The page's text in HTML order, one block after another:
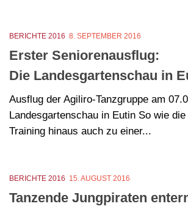
BERICHTE 2016 8. SEPTEMBER 2016
Erster Seniorenausflug:
Die Landesgartenschau in
Ausflug der Agiliro-Tanzgruppe am
Landesgartenschau in Eutin So wie
Training hinaus auch zu einer...
BERICHTE 2016 15. AUGUST 2016
Tanzende Jungpiraten